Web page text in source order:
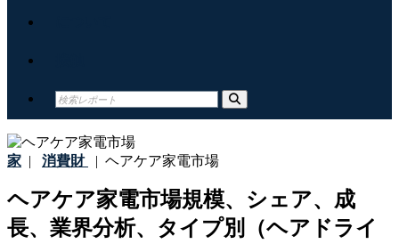
家 | 消費財 | ヘアケア家電市場
ヘアケア家電市場規模、シェア、成
長、業界分析、タイプ別（ヘアドライ